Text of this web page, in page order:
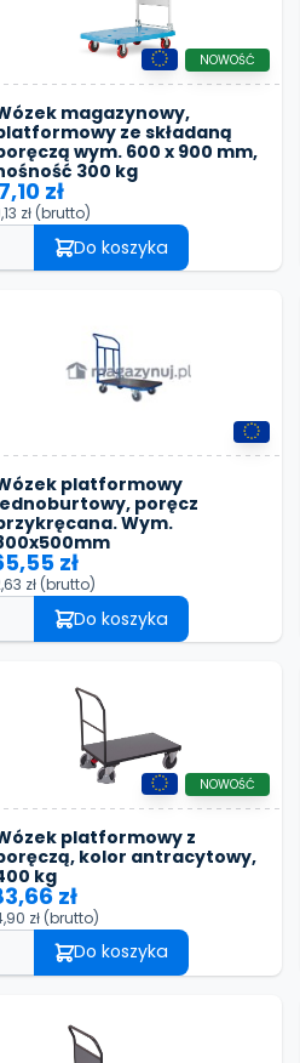
magazynowy,
ze składaną
wym. 600 x 900 mm,
300 kg
NOWOŚĆ
zł
zł (brutto)
Do koszyka
platformowy
poręcz
Wym.
zł
zł (brutto)
Do koszyka
platformowy z
kolor antracytowy,
kg
NOWOŚĆ
zł
zł (brutto)
Do koszyka